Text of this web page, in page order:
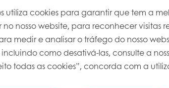
salpicar com a avelã partida
utiliza cookies para garantir que tem a
nosso website, para reconhecer visitas
medir e analisar o tráfego do nosso
como desativá-las, consulte a
todas as cookies”, concorda com a